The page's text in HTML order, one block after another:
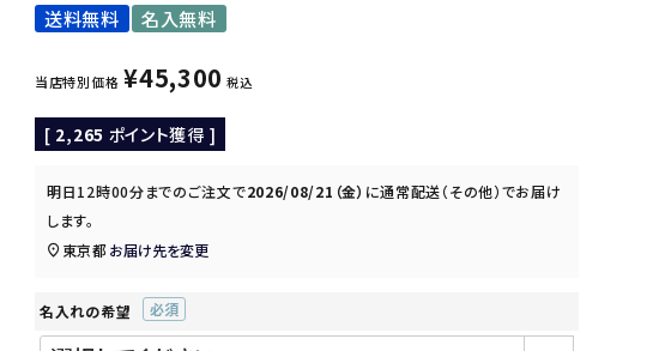
送料無料 名入無料
当店特別価格 ¥45,300 税込
[ 2,265 ポイント獲得 ]
明日12時00分までのご注文で2026/08/21（金） に通常配送（その他）でお届け
します。
東京都 お届け先を変更
名入れの希望
(必